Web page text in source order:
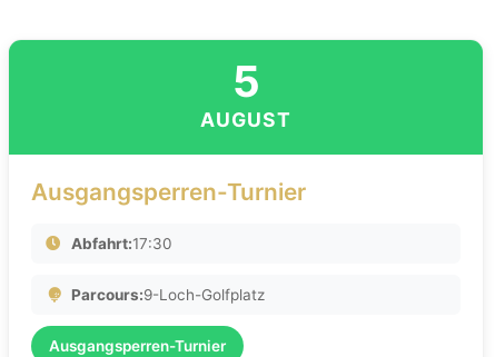
5
AUGUST
Ausgangsperren-Turnier
Abfahrt:17:30
Parcours:9-Loch-Golfplatz
Ausgangsperren-Turnier